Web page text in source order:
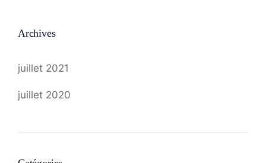
Archives
juillet 2021
juillet 2020